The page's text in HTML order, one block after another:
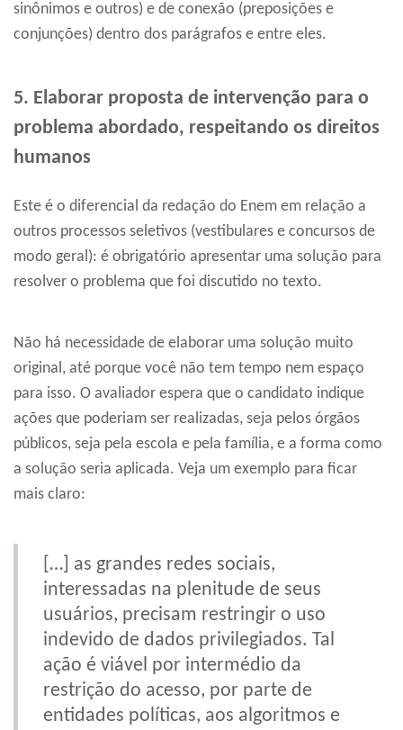
sinônimos e outros) e de conexão (preposições e
conjunções) dentro dos parágrafos e entre eles.
5. Elaborar proposta de intervenção para o
problema abordado, respeitando os direitos
humanos
Este é o diferencial da redação do Enem em relação a
outros processos seletivos (vestibulares e concursos de
modo geral): é obrigatório apresentar uma solução para
resolver o problema que foi discutido no texto.
Não há necessidade de elaborar uma solução muito
original, até porque você não tem tempo nem espaço
para isso. O avaliador espera que o candidato indique
ações que poderiam ser realizadas, seja pelos órgãos
públicos, seja pela escola e pela família, e a forma como
a solução seria aplicada. Veja um exemplo para ficar
mais claro:
[…] as grandes redes sociais,
interessadas na plenitude de seus
usuários, precisam restringir o uso
indevido de dados privilegiados. Tal
ação é viável por intermédio da
restrição do acesso, por parte de
entidades políticas, aos algoritmos e